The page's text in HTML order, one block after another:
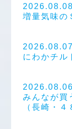
2026.08.08
増量気味の
2026.08.07
にわかチル
2026.08.06
みんなが
（長崎・４